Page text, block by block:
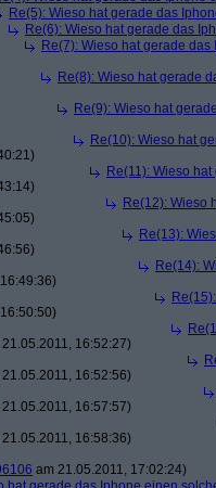
Re(5): Wieso hat gerade das
Re(6): Wieso hat gerade das
Re(7): Wieso hat gerade
Re(8): Wieso hat gerade
Re(9): Wieso hat
Re(10): Wieso hat
Re(11): Wieso
Re(12): Wieso
Re(13):
Re(14):
16:52:27)
16:52:56)
16:57:57)
16:58:36)
am 21.05.2011, 17:02:24)